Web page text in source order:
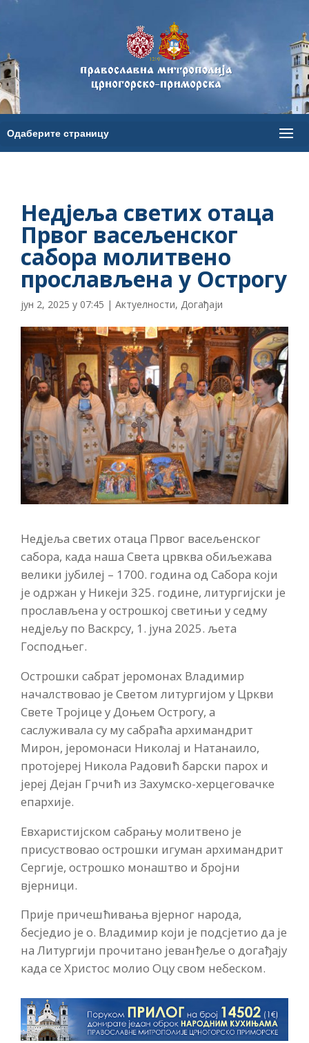
Недјеља светих отаца
Првог васељенског
сабора молитвено
прослављена у Острогу
јун 2, 2025 у 07:45 | Актуелности, Догађаји
Недјеља светих отаца Првог васељенског
сабора, када наша Света црвква обиљежава
велики јубилеј – 1700. година од Сабора који
је одржан у Никеји 325. године, литургијски је
прослављена у острошкој светињи у седму
недјељу по Васкрсу, 1. јуна 2025. љета
Господњег.
Острошки сабрат јеромонах Владимир
началствовао је Светом литургијом у Цркви
Свете Тројице у Доњем Острогу, а
саслуживала су му сабраћа архимандрит
Мирон, јеромонаси Николај и Натанаило,
протојереј Никола Радовић барски парох и
јереј Дејан Грчић из Захумско-херцеговачке
епархије.
Евхаристијском сабрању молитвено је
присуствовао острошки игуман архимандрит
Сергије, острошко монаштво и бројни
вјерници.
Прије причешћивања вјерног народа,
бесједио је о. Владимир који је подсјетио да је
на Литургији прочитано јеванђеље о догађају
када се Христос молио Оцу свом небеском.